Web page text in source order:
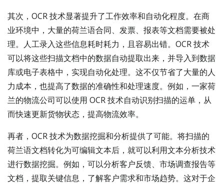
其次，OCR 技术显著提升了工作效率和自动化程度。在商
业环境中，大量的荷兰语合同、发票、报表等文档需要被处
理。人工录入这些信息耗时耗力，且容易出错。OCR 技术
可以将这些扫描文档中的数据自动提取出来，并导入到数据
库或电子表格中，实现自动化处理。这不仅节省了大量的人
力成本，也提高了数据的准确性和处理速度。例如，一家荷
兰的物流公司可以使用 OCR 技术自动识别扫描的运单，从
而快速更新货物状态，提高物流效率。
再者，OCR 技术为数据挖掘和分析提供了可能。将扫描的
荷兰语文档转化为可编辑文本后，就可以利用文本分析技术
进行数据挖掘。例如，可以分析客户反馈、市场调查报告等
文档，提取关键信息，了解客户需求和市场趋势。这对于企